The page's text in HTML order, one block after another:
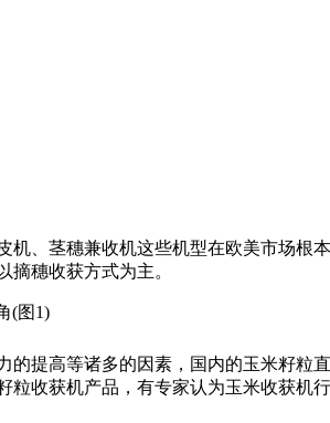
、茎穗兼收机这些机型在欧美市场根
穗收获方式为主。
提高等诸多的因素，国内的玉米籽粒
收获机产品，有专家认为玉米收获机